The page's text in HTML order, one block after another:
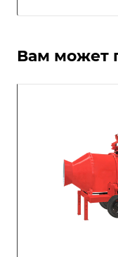
Вам может